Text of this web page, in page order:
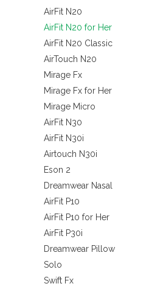
AirFit N20
AirFit N20 for Her
AirFit N20 Classic
AirTouch N20
Mirage Fx
Mirage Fx for Her
Mirage Micro
AirFit N30
AirFit N30i
Airtouch N30i
Eson 2
Dreamwear Nasal
AirFit P10
AirFit P10 for Her
AirFit P30i
Dreamwear Pillow
Solo
Swift Fx